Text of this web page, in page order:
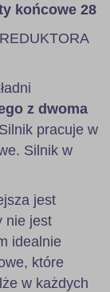
końcowe 28
z dwoma
pracuje w
Silnik w
jest
nie jest
idealnie
które
w każdych